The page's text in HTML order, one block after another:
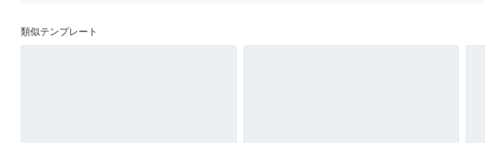
類似テンプレート